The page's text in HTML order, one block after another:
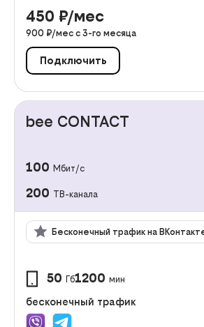
450 ₽/мес
900 ₽/мес с 3-го месяца
Подключить
bee CONTACT
100 Мбит/с
200 ТВ-канала
Бесконечный трафик на
50 Гб1200 мин
бесконечный трафик